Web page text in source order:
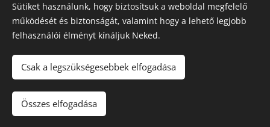
Magyar
Deutsch
Pénznem
HUF Ft
EUR €
Sütiket használunk, hogy biztosítsuk a weboldal megfelelő
működését és biztonságát, valamint hogy a lehető legjobb
felhasználói élményt kínáljuk Neked.
Csak a legszükségesebbek elfogadása
Összes elfogadása